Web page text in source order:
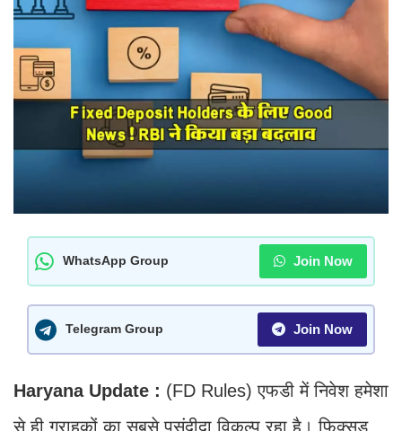
WhatsApp Group Join Now
Telegram Group Join Now
Haryana Update : (FD Rules) एफडी में निवेश हमेशा
से ही ग्राहकों का सबसे पसंदीदा विकल्प रहा है। फिक्सड